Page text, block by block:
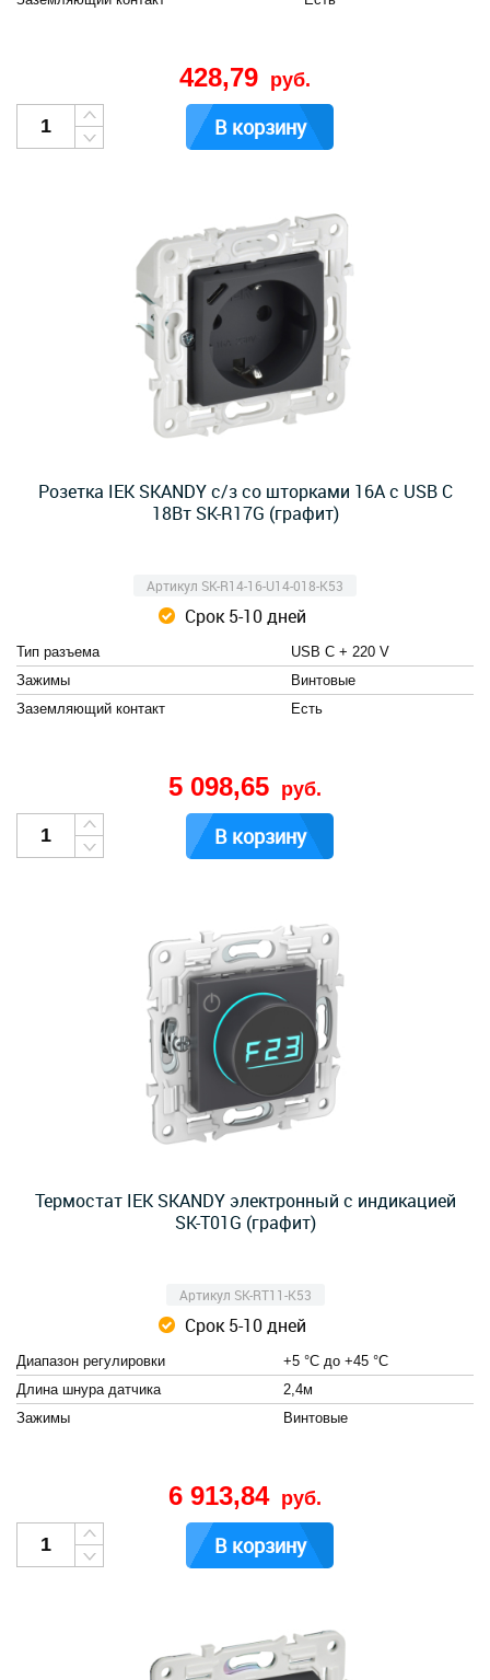
428,79 руб.
В корзину
Розетка IEK SKANDY с/з со шторками 16А с USB C
18Вт SK-R17G (графит)
Артикул SK-R14-16-U14-018-K53
Срок 5-10 дней
Тип разъема
USB C + 220 V
Зажимы
Винтовые
Заземляющий контакт
Есть
5 098,65 руб.
В корзину
Термостат IEK SKANDY электронный с индикацией
SK-T01G (графит)
Артикул SK-RT11-K53
Срок 5-10 дней
Диапазон регулировки
+5 °С до +45 °С
Длина шнура датчика
2,4м
Зажимы
Винтовые
6 913,84 руб.
В корзину